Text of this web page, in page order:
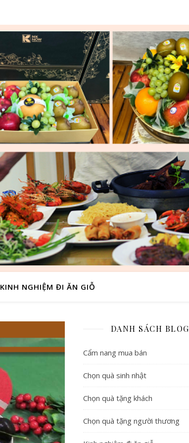
KINH NGHIỆM ĐI ĂN GIỖ
DANH SÁCH BLOG
Cẩm nang mua bán
Chọn quà sinh nhật
Chọn quà tặng khách
Chọn quà tặng người thương